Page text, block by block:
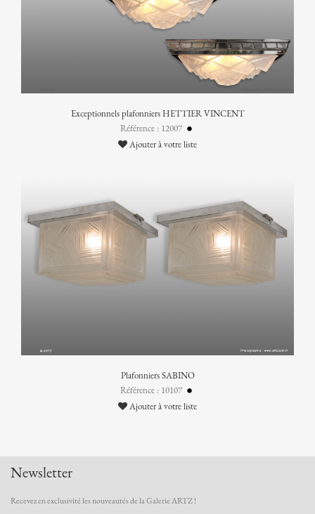
Exceptionnels plafonniers HETTIER VINCENT
Référence : 12007
Ajouter à votre liste
Plafonniers SABINO
Référence : 10107
Ajouter à votre liste
Newsletter
Recevez en exclusivité les nouveautés de la Galerie ARTZ !